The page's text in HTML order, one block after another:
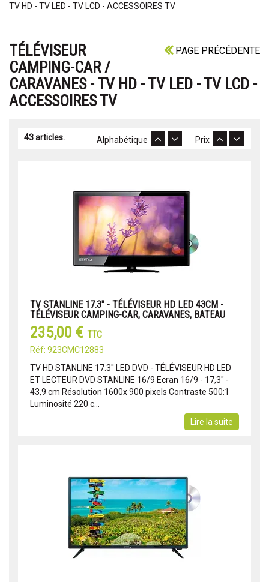
TV HD - TV LED - TV LCD - ACCESSOIRES TV
PAGE PRÉCÉDENTE
TÉLÉVISEUR
CAMPING-CAR /
CARAVANES - TV HD - TV LED - TV LCD -
ACCESSOIRES TV
43 articles. Prix
Alphabétique
TV STANLINE 17.3'' - TÉLÉVISEUR HD LED 43CM -
TÉLÉVISEUR CAMPING-CAR, CARAVANES, BATEAU
235,00 € TTC
Réf: 923CMC12883
TV HD STANLINE 17.3'' LED DVD - TÉLÉVISEUR HD LED
ET LECTEUR DVD STANLINE 16/9 Ecran 16/9 - 17,3" -
43,9 cm Résolution 1600x 900 pixels Contraste 500:1
Luminosité 220 c...
Lire la suite